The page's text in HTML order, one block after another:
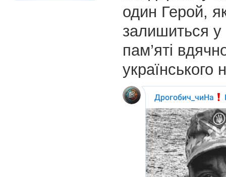
один Герой,
залишиться
пам’яті
українського